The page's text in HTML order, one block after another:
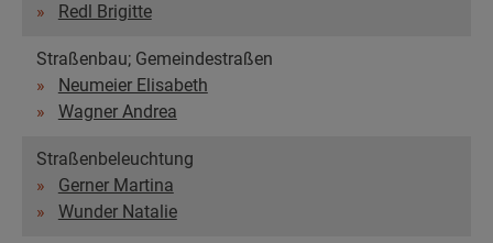
Redl Brigitte
Straßenbau; Gemeindestraßen
Neumeier Elisabeth
Wagner Andrea
Straßenbeleuchtung
Gerner Martina
Wunder Natalie